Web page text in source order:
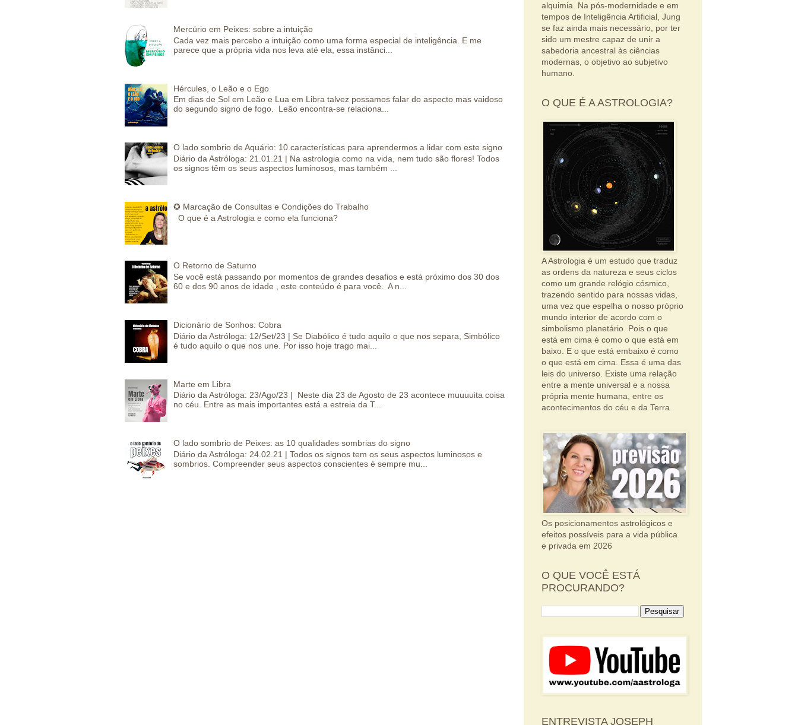
Mercúrio em Peixes: sobre a intuição
Cada vez mais percebo a intuição como uma forma especial de inteligência. E me
parece que a própria vida nos leva até ela, essa instânci...
Hércules, o Leão e o Ego
Em dias de Sol em Leão e Lua em Libra talvez possamos falar do aspecto mas vaidoso
do segundo signo de fogo. Leão encontra-se relaciona...
O lado sombrio de Aquário: 10 características para aprendermos a lidar com este signo
Diário da Astróloga: 21.01.21 | Na astrologia como na vida, nem tudo são flores! Todos
os signos têm os seus aspectos luminosos, mas também ...
✪ Marcação de Consultas e Condições do Trabalho
O que é a Astrologia e como ela funciona?
O Retorno de Saturno
Se você está passando por momentos de grandes desafios e está próximo dos 30 dos
60 e dos 90 anos de idade , este conteúdo é para você. A n...
Dicionário de Sonhos: Cobra
Diário da Astróloga: 12/Set/23 | Se Diabólico é tudo aquilo o que nos separa, Simbólico
é tudo aquilo o que nos une. Por isso hoje trago mai...
Marte em Libra
Diário da Astróloga: 23/Ago/23 | Neste dia 23 de Agosto de 23 acontece muuuuita coisa
no céu. Entre as mais importantes está a estreia da T...
O lado sombrio de Peixes: as 10 qualidades sombrias do signo
Diário da Astróloga: 24.02.21 | Todos os signos tem os seus aspectos luminosos e
sombrios. Compreender seus aspectos conscientes é sempre mu...
alquimia. Na pós-modernidade e em
tempos de Inteligência Artificial, Jung
se faz ainda mais necessário, por ter
sido um mestre capaz de unir a
sabedoria ancestral às ciências
modernas, o objetivo ao subjetivo
humano.
O QUE É A ASTROLOGIA?
A Astrologia é um estudo que traduz
as ordens da natureza e seus ciclos
como um grande relógio cósmico,
trazendo sentido para nossas vidas,
uma vez que espelha o nosso próprio
mundo interior de acordo com o
simbolismo planetário. Pois o que
está em cima é como o que está em
baixo. E o que está embaixo é como
o que está em cima. Essa é uma das
leis do universo. Existe uma relação
entre a mente universal e a nossa
própria mente humana, entre os
acontecimentos do céu e da Terra.
Os posicionamentos astrológicos e
efeitos possíveis para a vida pública
e privada em 2026
O QUE VOCÊ ESTÁ
PROCURANDO?
ENTREVISTA JOSEPH